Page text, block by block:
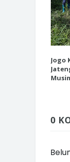
Jogo
0